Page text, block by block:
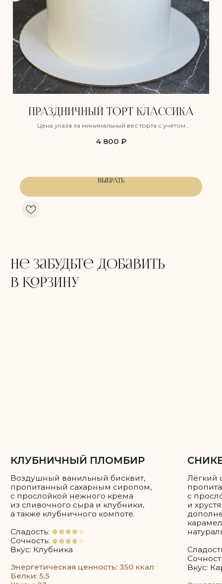
ПРАЗДНИЧНЫЙ ТОРТ КЛАССИКА
Цена указа за минимальный вес торта с учётом
4 800 ₽
ВЫБРАТЬ
Не забудьте добавить
в корзину
из сливочного сыра и клубники,
а также клубничного компоте.
и хрустящим обжаренным
дополненный нежным
карамельным муссом на
натуральных сливок.
Сладость:
Сочность:
Вкус: Клубника
усмотрение!
Например: если 35 гостей, то 35 * 200 = 7 кг
Как рассчитать нужное
вам количество торта?